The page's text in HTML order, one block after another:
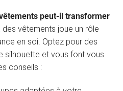
peut-il transformer
des vêtements joue un rôle
en soi. Optez pour des
silhouette et vous font vous
conseils :